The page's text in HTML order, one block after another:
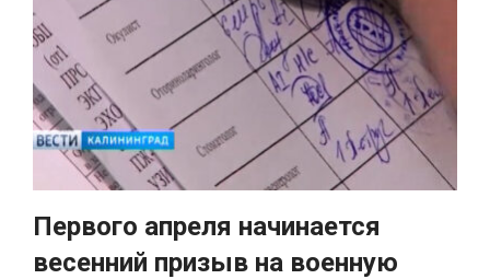
Первого апреля начинается
весенний призыв на военную